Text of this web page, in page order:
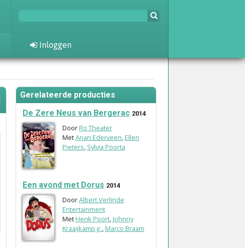
Inloggen
Gerelateerde producties
De Zere Neus van Bergerac 2014
DoorRo Theater
MetArjan Ederveen,Ellen
Pieters, Sylvia Poorta
Een avond met Dorus 2014
DoorAlbert Verlinde
Entertainment
MetHenk Poort,Johnny
Kraaijkamp jr.,Marco Braam